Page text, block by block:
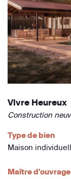
Vivre Heureux
Construction
Type de bien
Maison
Maître d'ouvrage